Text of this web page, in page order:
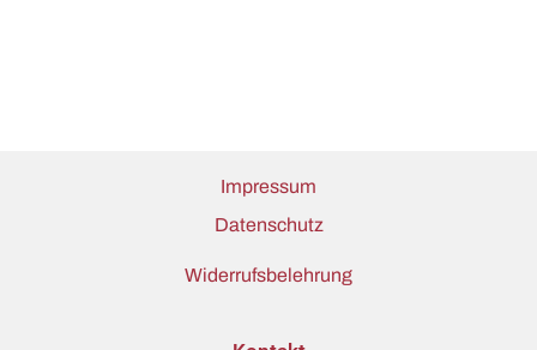
Impressum
Datenschutz
Widerrufsbelehrung